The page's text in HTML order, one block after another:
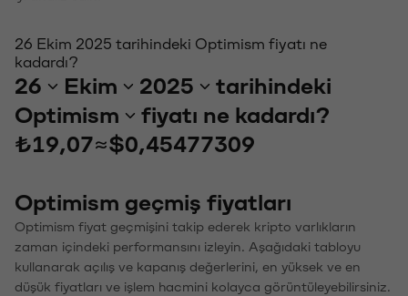
26 Ekim 2025 tarihindeki Optimism fiyatı ne
kadardı?
26 Ekim 2025
tarihindeki
Optimism
fiyatı ne kadardı?
₺19,07≈$0,45477309
Optimism geçmiş fiyatları
Optimism fiyat geçmişini takip ederek kripto varlıkların
zaman içindeki performansını izleyin. Aşağıdaki tabloyu
kullanarak açılış ve kapanış değerlerini, en yüksek ve en
düşük fiyatları ve işlem hacmini kolayca görüntüleyebilirsiniz.